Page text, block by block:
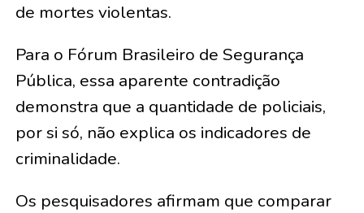
de mortes violentas.
Para o Fórum Brasileiro de Segurança
Pública, essa aparente contradição
demonstra que a quantidade de policiais,
por si só, não explica os indicadores de
criminalidade.
Os pesquisadores afirmam que comparar